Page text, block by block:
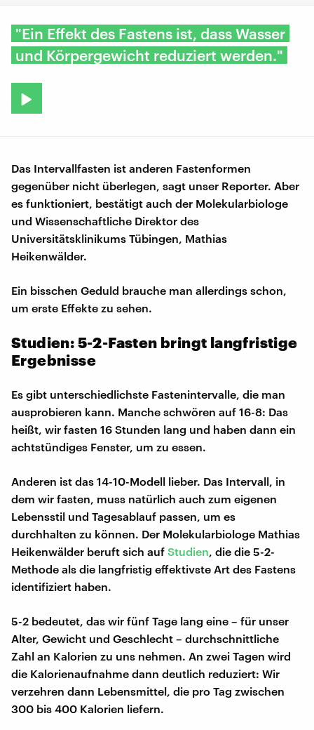
"Ein Effekt des Fastens ist, dass Wasser
und Körpergewicht reduziert werden."
Das Intervallfasten ist anderen Fastenformen
gegenüber nicht überlegen, sagt unser Reporter. Aber
es funktioniert, bestätigt auch der Molekularbiologe
und Wissenschaftliche Direktor des
Universitätsklinikums Tübingen, Mathias
Heikenwälder.
Ein bisschen Geduld brauche man allerdings schon,
um erste Effekte zu sehen.
Studien: 5-2-Fasten bringt langfristige
Ergebnisse
Es gibt unterschiedlichste Fastenintervalle, die man
ausprobieren kann. Manche schwören auf 16-8: Das
heißt, wir fasten 16 Stunden lang und haben dann ein
achtstündiges Fenster, um zu essen.
Anderen ist das 14-10-Modell lieber. Das Intervall, in
dem wir fasten, muss natürlich auch zum eigenen
Lebensstil und Tagesablauf passen, um es
durchhalten zu können. Der Molekularbiologe Mathias
Heikenwälder beruft sich auf Studien , die die 5-2-
Methode als die langfristig effektivste Art des Fastens
identifiziert haben.
5-2 bedeutet, das wir fünf Tage lang eine – für unser
Alter, Gewicht und Geschlecht – durchschnittliche
Zahl an Kalorien zu uns nehmen. An zwei Tagen wird
die Kalorienaufnahme dann deutlich reduziert: Wir
verzehren dann Lebensmittel, die pro Tag zwischen
300 bis 400 Kalorien liefern.